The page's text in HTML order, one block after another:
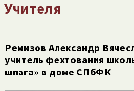
Учителя
Ремизов Александр
учитель фехтования
шпага» в доме СПбФК